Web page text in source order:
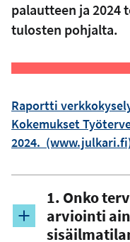
palautteen ja 2024
tulosten pohjalta.
Raportti
Kokemukset
2024.
1. Onko
arviointi